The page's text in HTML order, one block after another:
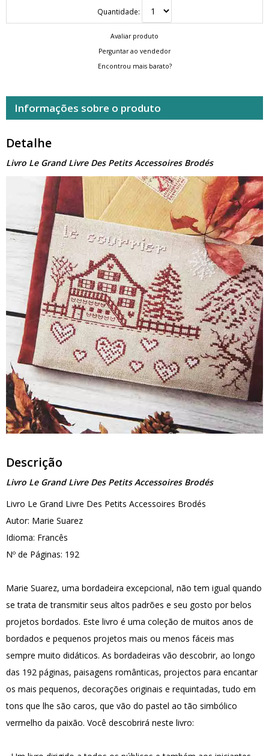
Quantidade:
Avaliar produto
Perguntar ao vendedor
Encontrou mais barato?
Informações sobre o produto
Detalhe
Livro Le Grand Livre Des Petits Accessoires Brodés
Descrição
Livro Le Grand Livre Des Petits Accessoires Brodés
Livro Le Grand Livre Des Petits Accessoires Brodés
Autor: Marie Suarez
Idioma: Francês
Nº de Páginas: 192
Marie Suarez, uma bordadeira excepcional, não tem igual quando
se trata de transmitir seus altos padrões e seu gosto por belos
projetos bordados. Este livro é uma coleção de muitos anos de
bordados e pequenos projetos mais ou menos fáceis mas
sempre muito didáticos. As bordadeiras vão descobrir, ao longo
das 192 páginas, paisagens românticas, projectos para encantar
os mais pequenos, decorações originais e requintadas, tudo em
tons que lhe são caros, que vão do pastel ao tão simbólico
vermelho da paixão. Você descobrirá neste livro: